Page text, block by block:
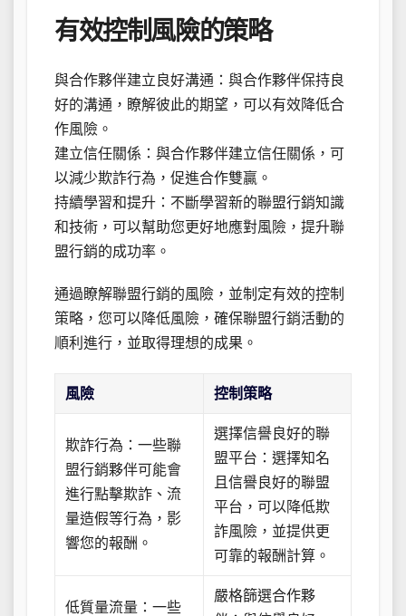
有效控制風險的策略
與合作夥伴建立良好溝通：與合作夥伴保持良
好的溝通，瞭解彼此的期望，可以有效降低合
作風險。
建立信任關係：與合作夥伴建立信任關係，可
以減少欺詐行為，促進合作雙贏。
持續學習和提升：不斷學習新的聯盟行銷知識
和技術，可以幫助您更好地應對風險，提升聯
盟行銷的成功率。
通過瞭解聯盟行銷的風險，並制定有效的控制
策略，您可以降低風險，確保聯盟行銷活動的
順利進行，並取得理想的成果。
風險 控制策略
欺詐行為：一些聯
盟行銷夥伴可能會
進行點擊欺詐、流
量造假等行為，影
響您的報酬。
選擇信譽良好的聯
盟平台：選擇知名
且信譽良好的聯盟
平台，可以降低欺
詐風險，並提供更
可靠的報酬計算。
低質量流量：一些
嚴格篩選合作夥